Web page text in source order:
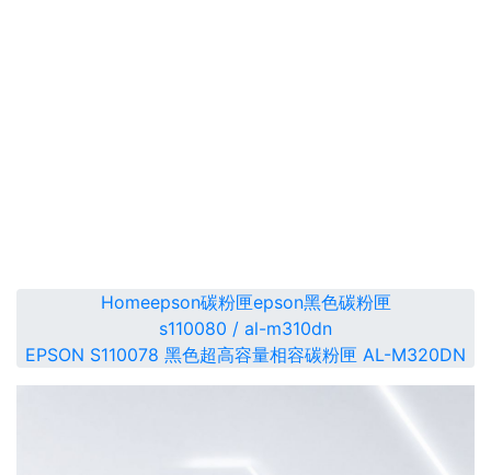
Homeepson碳粉匣epson黑色碳粉匣
s110080 / al-m310dn
EPSON S110078 黑色超高容量相容碳粉匣 AL-M320DN